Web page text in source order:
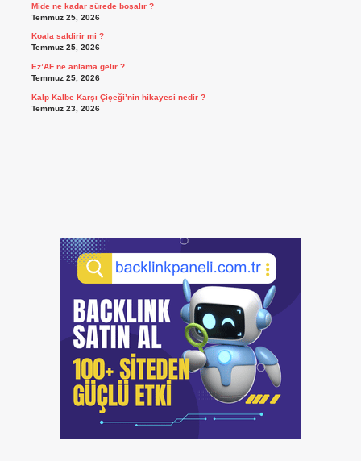
Mide ne kadar sürede boşalır ?
Temmuz 25, 2026
Koala saldirir mi ?
Temmuz 25, 2026
Ez’AF ne anlama gelir ?
Temmuz 25, 2026
Kalp Kalbe Karşı Çiçeği’nin hikayesi nedir ?
Temmuz 23, 2026